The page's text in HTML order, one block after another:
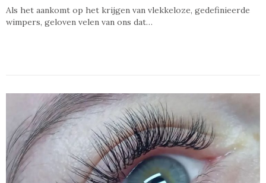
Als het aankomt op het krijgen van vlekkeloze, gedefinieerde
wimpers, geloven velen van ons dat…